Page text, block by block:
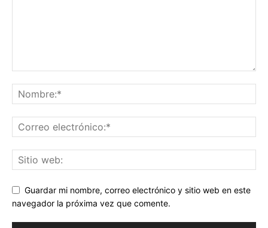
Guardar mi nombre, correo electrónico y sitio web en este
navegador la próxima vez que comente.